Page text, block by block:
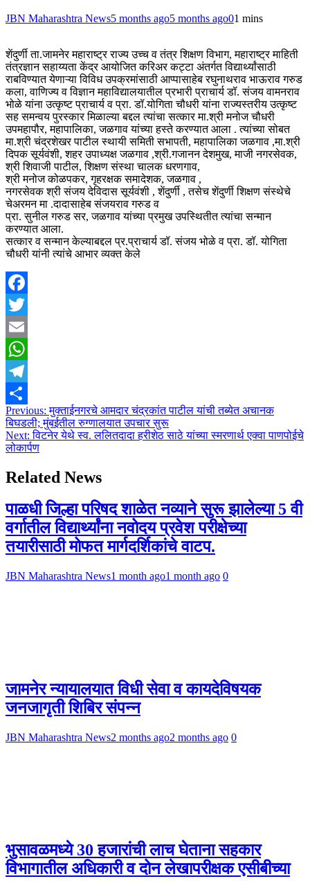
JBN Maharashtra News5 months ago5 months ago01 mins
शेंदुर्णी ता.जामनेर महाराष्ट्र राज्य उच्च व तंत्र शिक्षण विभाग, महाराष्ट्र माहिती
तंत्रज्ञान सहाय्यता केंद्र आयोजित करिअर कट्टा अंतर्गत विद्यार्थ्यांसाठी
राबविण्यात येणाऱ्या विविध उपक्रमांसाठी आप्पासाहेब रघुनाथराव भाऊराव गरुड
कला, वाणिज्य व विज्ञान महाविद्यालयातील प्रभारी प्राचार्य डॉ. संजय वामनराव
भोळे यांना उत्कृष्ट प्राचार्य व प्रा. डॉ.योगिता चौधरी यांना राज्यस्तरीय उत्कृष्ट
सह समन्वय पुरस्कार मिळाल्या बद्दल त्यांचा सत्कार मा.श्री मनोज चौधरी
उपमहापौर, महापालिका, जळगाव यांच्या हस्ते करण्यात आला . त्यांच्या सोबत
मा.श्री चंद्रशेखर पाटील स्थायी समिती सभापती, महापालिका जळगाव ,मा.श्री
दिपक सूर्यवंशी, शहर उपाध्यक्ष जळगाव ,श्री.गजानन देशमुख, माजी नगरसेवक,
श्री शिवाजी पाटील, शिक्षण संस्था चालक धरणगाव,
श्री मनोज कोळपकर, गृहरक्षक समादेशक, जळगाव ,
नगरसेवक श्री संजय देविदास सूर्यवंशी , शेंदुर्णी , तसेच शेंदुर्णी शिक्षण संस्थेचे
चेअरमन मा .दादासाहेब संजयराव गरुड व
प्रा. सुनील गरुड सर, जळगाव यांच्या प्रमुख उपस्थितीत त्यांचा सन्मान
करण्यात आला.
सत्कार व सन्मान केल्याबद्दल प्र.प्राचार्य डॉ. संजय भोळे व प्रा. डॉ. योगिता
चौधरी यांनी त्यांचे आभार व्यक्त केले
Facebook
Twitter
Email
WhatsApp
Telegram
Share
Post
navigation
Previous: मुक्ताईनगरचे आमदार चंद्रकांत पाटील यांची तब्येत अचानक
बिघडली; मुंबईतील रुग्णालयात उपचार सुरू
Next: विटनेर येथे स्व. ललितदादा हरीशेठ साठे यांच्या स्मरणार्थ एक्वा पाणपोईचे
लोकार्पण
Related News
पाळधी जिल्हा परिषद शाळेत नव्याने सुरू झालेल्या 5 वी
वर्गातील विद्यार्थ्यांना नवोदय प्रवेश परीक्षेच्या
तयारीसाठी मोफत मार्गदर्शिकांचे वाटप.
JBN Maharashtra News1 month ago1 month ago 0
जामनेर न्यायालयात विधी सेवा व कायदेविषयक
जनजागृती शिबिर संपन्न
JBN Maharashtra News2 months ago2 months ago 0
भुसावळमध्ये 30 हजारांची लाच घेताना सहकार
विभागातील अधिकारी व दोन लेखापरीक्षक एसीबीच्या